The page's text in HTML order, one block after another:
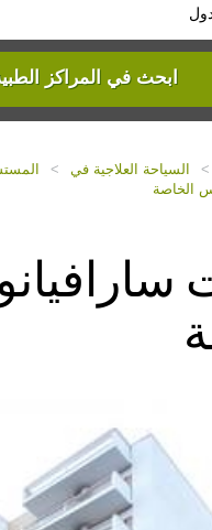
ابحث في المراكز
> السياحة العلاجية في >
الخاصة